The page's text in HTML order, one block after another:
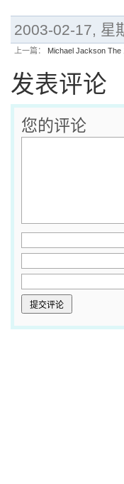
2003-02-17, 星
上一篇： Michael Jackson The
发表评论
您的评论